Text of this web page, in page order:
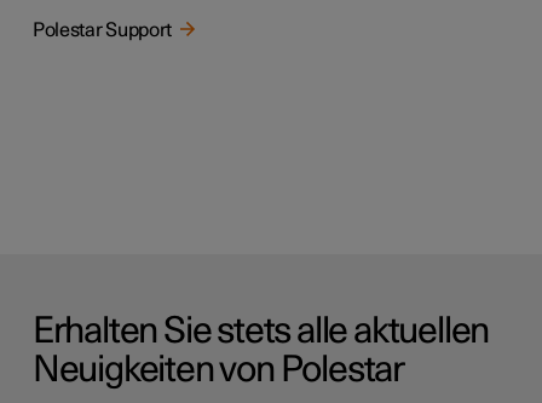
Polestar Support
Erhalten Sie stets alle aktuellen
Neuigkeiten von Polestar